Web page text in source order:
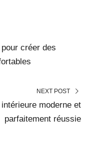
créer des
NEXT POST
moderne et
parfaitement réussie